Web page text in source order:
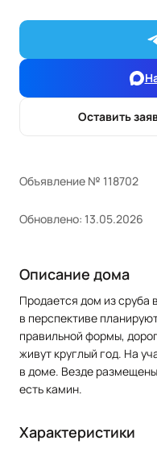
Оставить
Объявление № 118702
Обновлено: 13.05.2026
Описание дома
Продается дом из сруба
в перспективе
правильной формы,
живут круглый год. На
в доме. Везде
есть камин.
Характеристики